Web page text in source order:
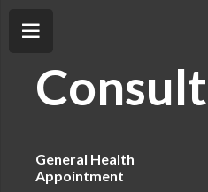
General Health
Appointment